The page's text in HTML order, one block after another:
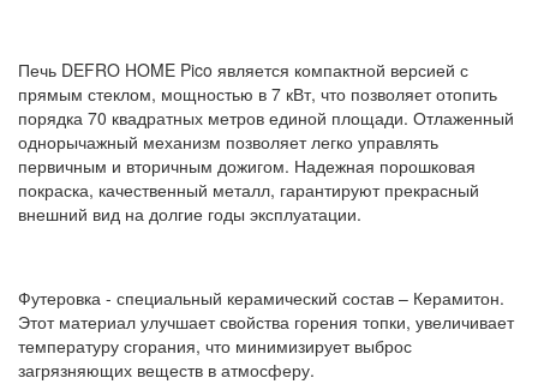
Печь DEFRO HOME Pico является компактной версией с
прямым стеклом, мощностью в 7 кВт, что позволяет отопить
порядка 70 квадратных метров единой площади. Отлаженный
однорычажный механизм позволяет легко управлять
первичным и вторичным дожигом. Надежная порошковая
покраска, качественный металл, гарантируют прекрасный
внешний вид на долгие годы эксплуатации.
Футеровка - специальный керамический состав – Керамитон.
Этот материал улучшает свойства горения топки, увеличивает
температуру сгорания, что минимизирует выброс
загрязняющих веществ в атмосферу.